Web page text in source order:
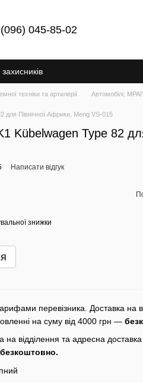
(096) 045-85-02
техніки та артилерії
Автомобілі,
для Північної Африки, Meng VS-015
Kübelwagen Type 82
Написати відгук
знижки
перевізника. Доставка на
на суму від 4000 грн —
відділення та адресна
безкоштовно.